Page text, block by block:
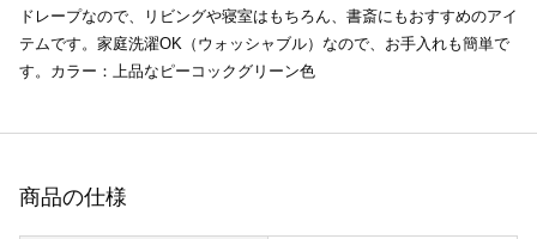
ドレープなので、リビングや寝室はもちろん、書斎にもおすすめのアイ
テムです。家庭洗濯OK（ウォッシャブル）なので、お手入れも簡単で
す。カラー：上品なピーコックグリーン色
商品の仕様